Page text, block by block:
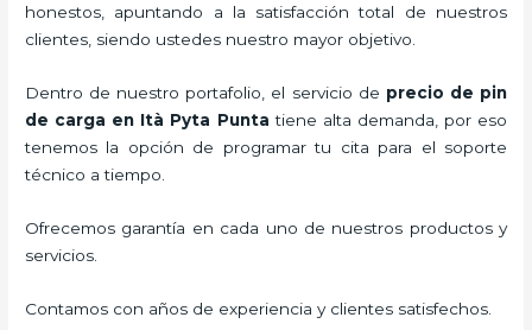
honestos, apuntando a la satisfacción total de nuestros
clientes, siendo ustedes nuestro mayor objetivo.
Dentro de nuestro portafolio, el servicio de precio de pin
de carga en Ità Pyta Punta tiene alta demanda, por eso
tenemos la opción de programar tu cita para el soporte
técnico a tiempo.
Ofrecemos garantía en cada uno de nuestros productos y
servicios.
Contamos con años de experiencia y clientes satisfechos.